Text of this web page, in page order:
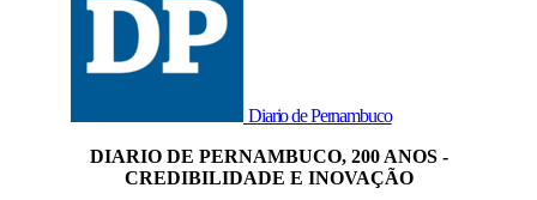
Diario de Pernambuco
DIARIO DE PERNAMBUCO, 200 ANOS -
CREDIBILIDADE E INOVAÇÃO